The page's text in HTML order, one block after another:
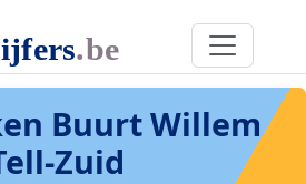
Buurt Willem
Zuid